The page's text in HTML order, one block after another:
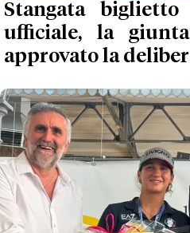
Stangata
ufficiale, la
approvato la